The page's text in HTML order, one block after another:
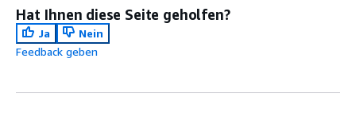
Hat Ihnen diese Seite geholfen?
Ja
Nein
Feedback geben